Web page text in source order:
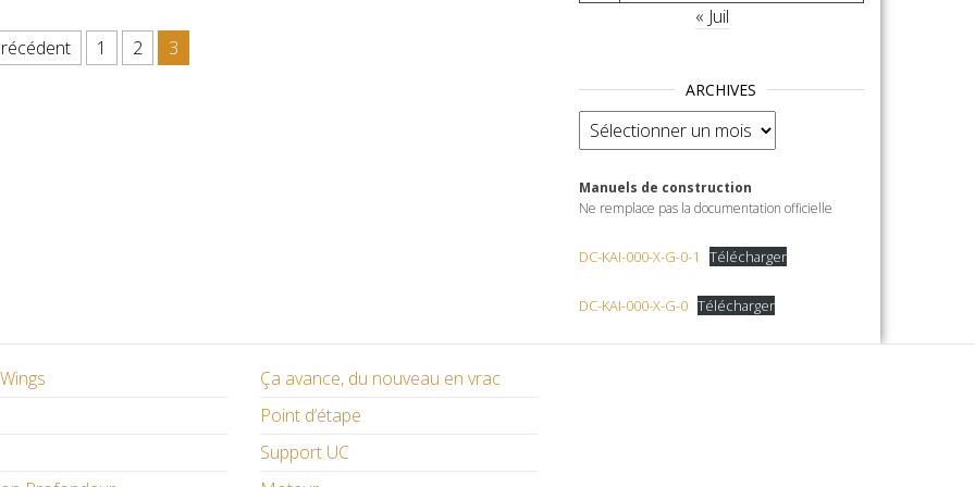
1 2 3
« Juil
ARCHIVES
Archives
Manuels de construction
Ne remplace pas la documentation officielle
DC-KAI-000-X-G-0-1 Télécharger
DC-KAI-000-X-G-0 Télécharger
Ça avance, du nouveau en vrac
Point d’étape
Support UC